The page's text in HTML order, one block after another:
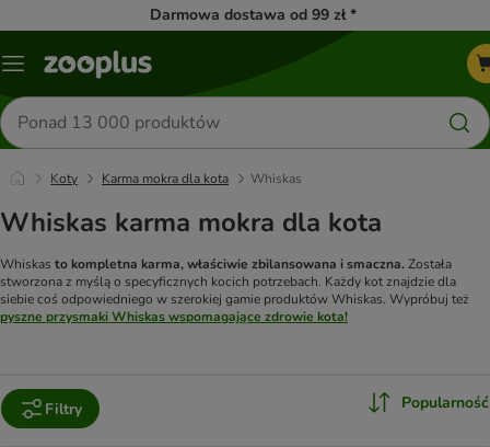
Darmowa dostawa od 99 zł *
Menu
Szukaj
produktów
Koty Karma mokra dla kota Whiskas
Whiskas karma mokra dla kota
Whiskas to kompletna karma, właściwie zbilansowana i smaczna.Została
stworzona z myślą o specyficznych kocich potrzebach. Każdy kot znajdzie dla
siebie coś odpowiedniego w szerokiej gamie produktów Whiskas. Wypróbuj też
pyszne przysmaki Whiskas wspomagające zdrowie kota!
Filtry Popularność